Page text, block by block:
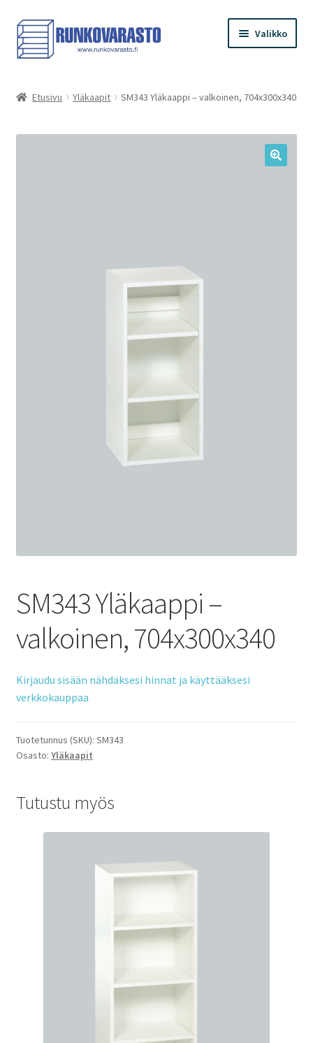
Siirry
navigointiin
Siirry
sisältöön
Valikko
Etusivu Yläkaapit SM343 Yläkaappi – valkoinen, 704x300x340
SM343 Yläkaappi –
valkoinen, 704x300x340
Kirjaudu sisään nähdäksesi hinnat ja käyttääksesi
verkkokauppaa
Tuotetunnus (SKU): SM343
Osasto: Yläkaapit
Tutustu myös